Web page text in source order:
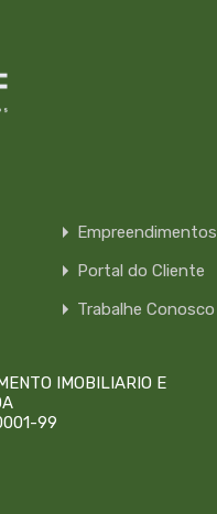
Empreendimentos
Portal do Cliente
Trabalhe Conosco
IMOBILIARIO E
99